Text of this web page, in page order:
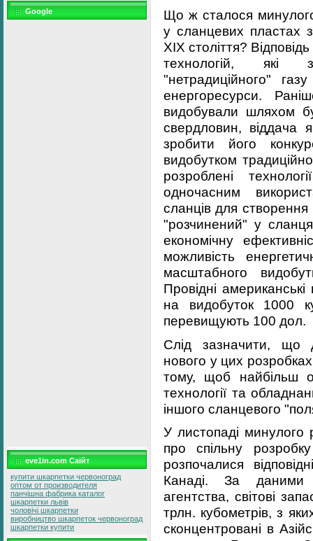
Google
eve1in.com Саїйт
купити шкарпетки червоноград
оптом от производителя
панчішна фабрика каталог
шкарпетки львів
чоловічі шкарпетки
виробництво шкарпеток червоноград
шкарпетки купити
Що ж сталося
у сланцевих пластах
XIX століття?
технологій, які
"нетрадиційного"
енергоресурси.
видобували шляхом
свердловин,
зробити його
видобутком
розроблені
одночасним
сланців для
"розчинений" у
економічну
можливість
масштабного
Провідні
на видобуток 1000
перевищують 100 дол.
Слід зазначити, що
нового у цих
тому, щоб найбільш
технології та
іншого сланцевого
У листопаді
про спільну
розпочалися
Канаді. За даними
агентства, світові
трлн. кубометрів, з
сконцентровані в